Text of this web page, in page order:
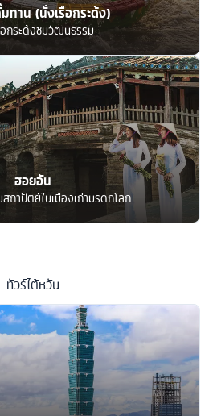
ทาน (นั่งเรือกระด้ง)
กระด้งชมวัฒนธรรม
ฮอยอัน
ถาปัตย์ในเมืองเก่ามรดกโลก
ทัวร์ไต้หวัน